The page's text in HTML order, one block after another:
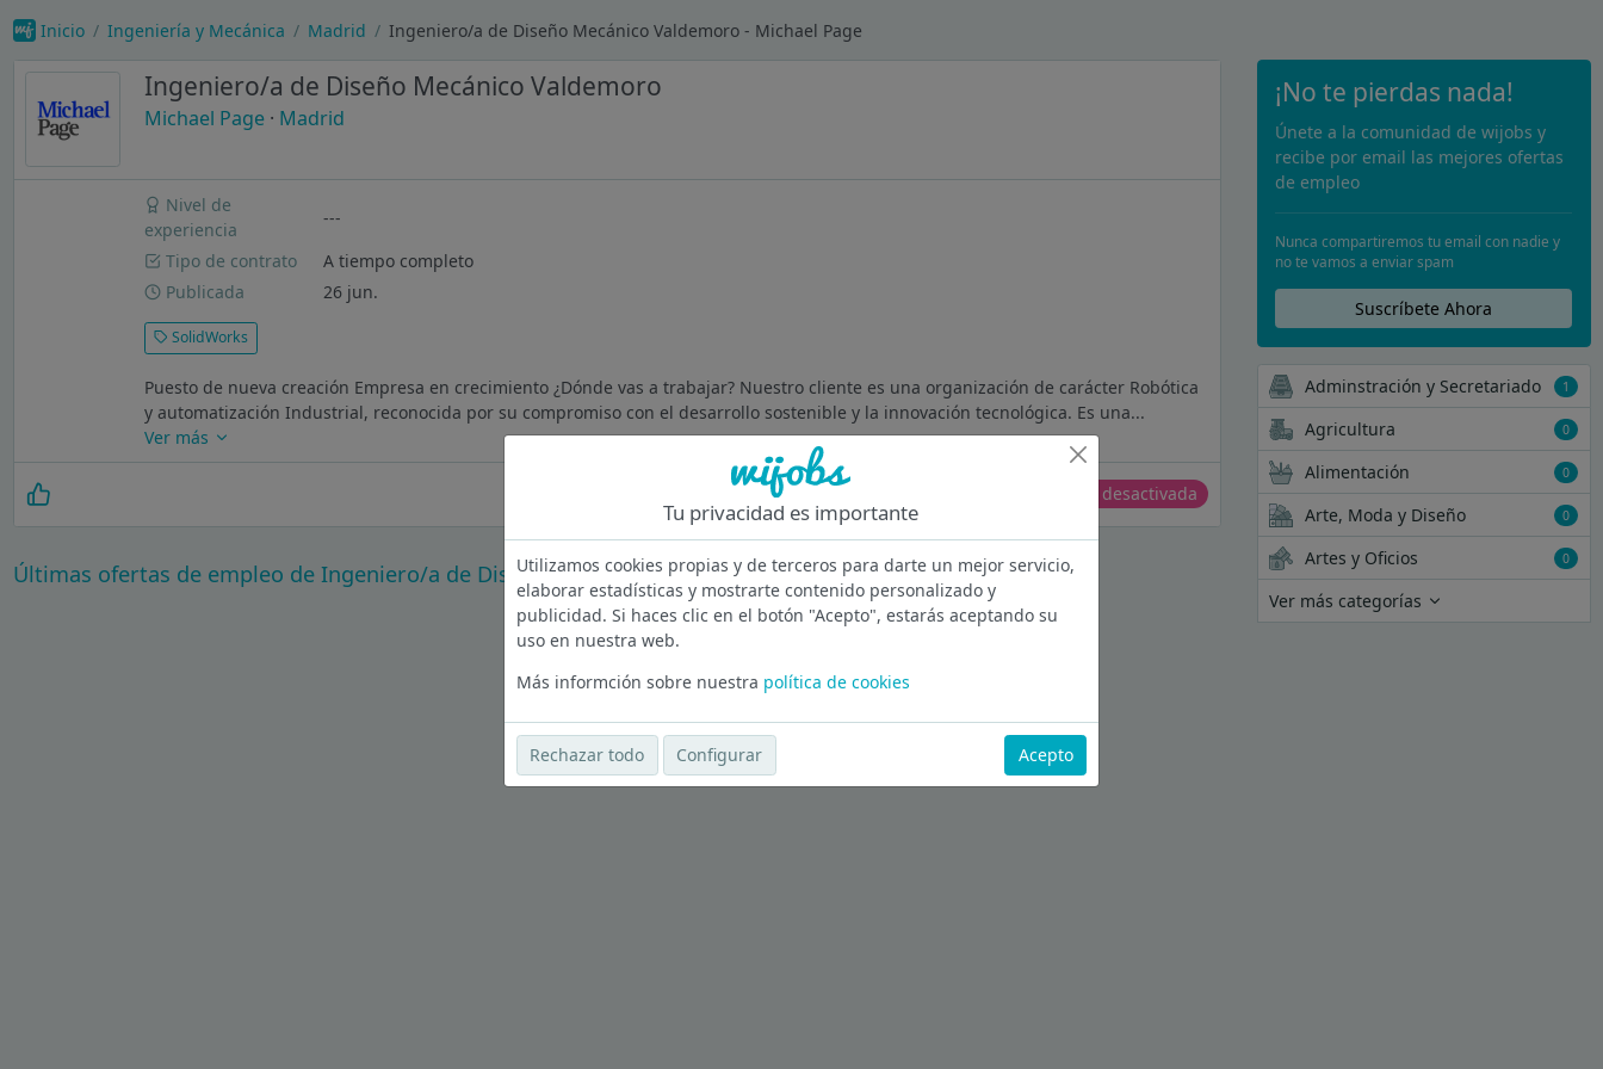
Inicio Ingeniería y Mecánica Madrid Ingeniero/a de Diseño Mecánico Valdemoro - Michael Page
Ingeniero/a de Diseño Mecánico Valdemoro
Michael Page · Madrid
Nivel de
experiencia
---
Tipo de contrato
A tiempo completo
Publicada
26 jun.
SolidWorks
Puesto de nueva creación Empresa en crecimiento ¿Dónde vas a trabajar? Nuestro cliente es una organización de carácter Robótica
y automatización Industrial, reconocida por su compromiso con el desarrollo sostenible y la innovación tecnológica. Es una...
Ver más
Oferta desactivada
Últimas ofertas de empleo de Ingeniero/a de Diseño en Madrid
Ver más ofertas
¡No te pierdas nada!
Únete a la comunidad de wijobs y
recibe por email las mejores ofertas
de empleo
Nunca compartiremos tu email con nadie y
no te vamos a enviar spam
Suscríbete Ahora
Adminstración y Secretariado 1
Agricultura 0
Alimentación 0
Arte, Moda y Diseño 0
Artes y Oficios 0
Ver más categorías
Tu privacidad es importante
Utilizamos cookies propias y de terceros para darte un mejor servicio,
elaborar estadísticas y mostrarte contenido personalizado y
publicidad. Si haces clic en el botón "Acepto", estarás aceptando su
uso en nuestra web.
Más informción sobre nuestra política de cookies
Rechazar todo Configurar Acepto